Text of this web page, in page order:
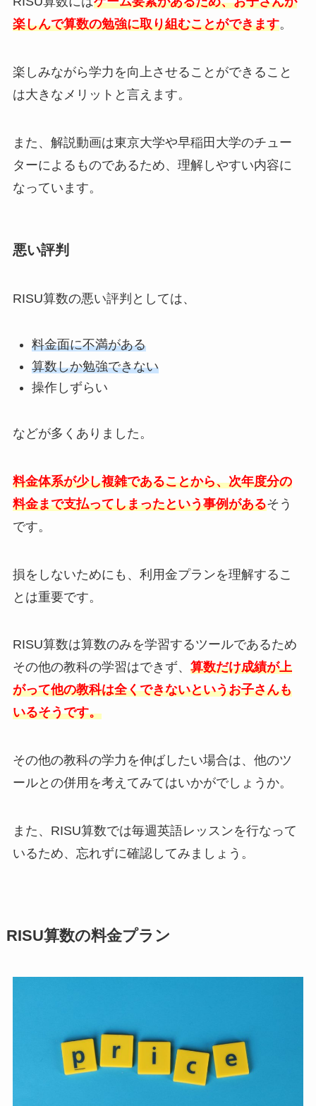
楽しんで算数の勉強に取り組むことができます。
楽しみながら学力を向上させることができること
は大きなメリットと言えます。
また、解説動画は東京大学や早稲田大学のチュー
ターによるものであるため、理解しやすい内容に
なっています。
悪い評判
RISU算数の悪い評判としては、
料金面に不満がある
算数しか勉強できない
操作しずらい
などが多くありました。
料金体系が少し複雑であることから、次年度分の
料金まで支払ってしまったという事例があるそう
です。
損をしないためにも、利用金プランを理解するこ
とは重要です。
RISU算数は算数のみを学習するツールであるため
その他の教科の学習はできず、 算数だけ成績が上
がって他の教科は全くできないというお子さんも
いるそうです。
その他の教科の学力を伸ばしたい場合は、他のツ
ールとの併用を考えてみてはいかがでしょうか。
また、RISU算数では毎週英語レッスンを行なって
いるため、忘れずに確認してみましょう。
RISU算数の料金プラン